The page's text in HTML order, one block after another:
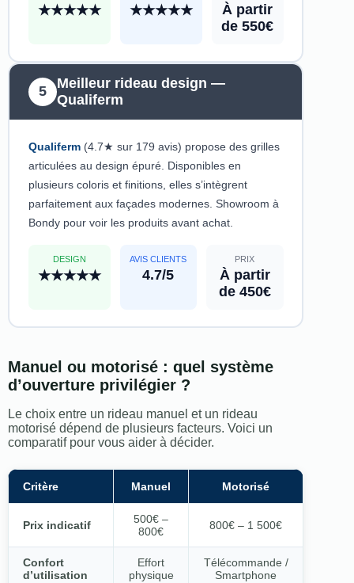
★★★★★ ★★★★★
À partir
de 550€
5
Meilleur rideau design —
Qualiferm
Qualiferm(4.7★ sur 179 avis) propose des grilles
articulées au design épuré. Disponibles en
plusieurs coloris et finitions, elles s’intègrent
parfaitement aux façades modernes. Showroom à
Bondy pour voir les produits avant achat.
DESIGN
★★★★★
AVIS CLIENTS
4.7/5
PRIX
À partir
de 450€
Manuel ou motorisé : quel système
d’ouverture privilégier ?
Le choix entre un rideau manuel et un rideau
motorisé dépend de plusieurs facteurs. Voici un
comparatif pour vous aider à décider.
Critère Manuel Motorisé
Prix indicatif
500€ –
800€
800€ – 1 500€
Confort
d’utilisation
Effort
physique
Télécommande /
Smartphone